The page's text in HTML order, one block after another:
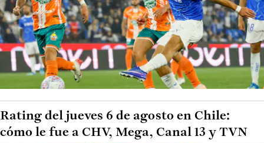
Rating del jueves 6 de agosto en Chile:
cómo le fue a CHV, Mega, Canal 13 y TVN